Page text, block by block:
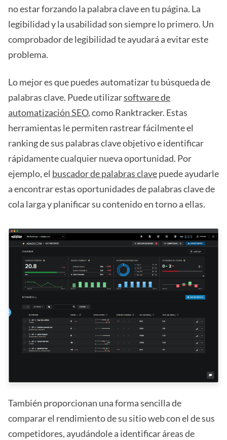
no estar forzando la palabra clave en tu página. La
legibilidad y la usabilidad son siempre lo primero. Un
comprobador de legibilidad te ayudará a evitar este
problema.
Lo mejor es que puedes automatizar tu búsqueda de
palabras clave. Puede utilizarsoftware de
automatización SEO, como Ranktracker. Estas
herramientas le permiten rastrear fácilmente el
ranking de sus palabras clave objetivo e identificar
rápidamente cualquier nueva oportunidad. Por
ejemplo, el buscador de palabras clavepuede ayudarle
a encontrar estas oportunidades de palabras clave de
cola larga y planificar su contenido en torno a ellas.
También proporcionan una forma sencilla de
comparar el rendimiento de su sitio web con el de sus
competidores, ayudándole a identificar áreas de